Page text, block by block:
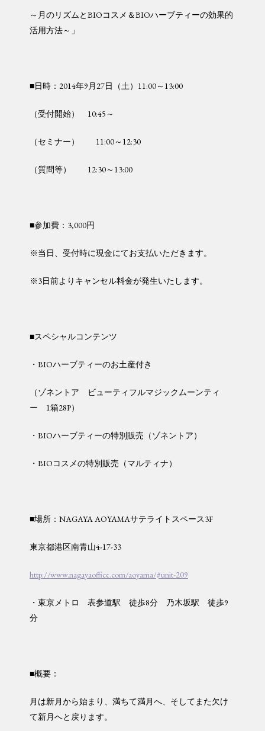
～月のリズムとBIOコスメ＆BIOハーブティーの効果的
活用方法～」
■日時：2014年9月27日（土）11:00～13:00
（受付開始） 10:45～
（セミナー） 11:00～12:30
（質問等） 12:30～13:00
■参加費：3,000円
※当日、受付時に現金にてお支払いただきます。
※3日前よりキャンセル料金が発生いたします。
■スペシャルコンテンツ
・BIOハーブティーのお土産付き
（ゾネントア ビューティフルマジックムーンティ
ー 1箱28P）
・BIOハーブティーの特別販売（ゾネントア）
・BIOコスメの特別販売（マルティナ）
■場所：NAGAYA AOYAMAサテライトスペース3F
東京都港区南青山4-17-33
http://www.nagayaoffice.com/aoyama/#unit-209
・東京メトロ 表参道駅 徒歩8分 乃木坂駅 徒歩9
分
■概要：
月は新月から始まり、満ちて満月へ、そしてまた欠け
て新月へと戻ります。